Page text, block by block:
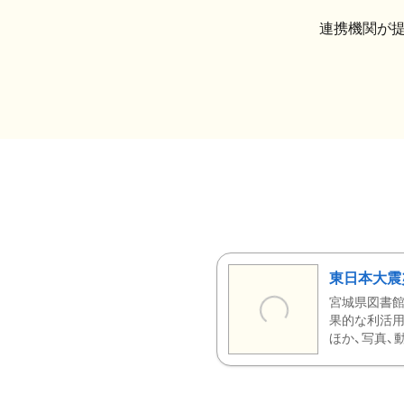
連携機関が
東日本大
宮城県図書
果的な利活
ほか、写真、